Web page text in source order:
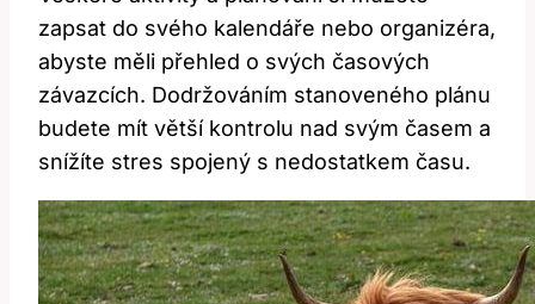
zapsat do svého kalendáře nebo organizéra,
abyste měli přehled o svých časových
závazcích. Dodržováním stanoveného plánu
budete mít větší kontrolu nad svým časem a
snížíte stres spojený s nedostatkem času.